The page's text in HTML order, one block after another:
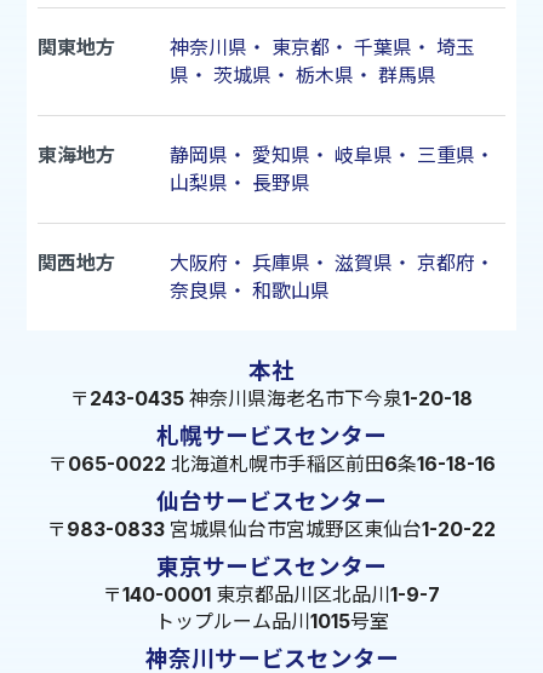
関東地方 神奈川県 ・ 東京都・ 千葉県 ・ 埼玉
県 ・ 茨城県 ・ 栃木県 ・ 群馬県
東海地方 静岡県 ・ 愛知県 ・ 岐阜県 ・ 三重県 ・
山梨県 ・ 長野県
関西地方 大阪府 ・ 兵庫県 ・ 滋賀県 ・ 京都府 ・
奈良県 ・ 和歌山県
本社
〒243-0435 神奈川県海老名市下今泉1-20-18
札幌サービスセンター
〒065-0022 北海道札幌市手稲区前田6条16-18-16
仙台サービスセンター
〒983-0833 宮城県仙台市宮城野区東仙台1-20-22
東京サービスセンター
〒140-0001 東京都品川区北品川1-9-7
トップルーム品川1015号室
神奈川サービスセンター